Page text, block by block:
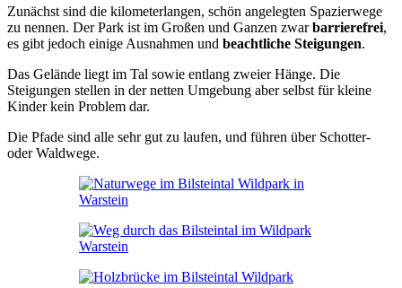
Zunächst sind die kilometerlangen, schön angelegten Spazierwege
zu nennen. Der Park ist im Großen und Ganzen zwarbarrierefrei,
es gibt jedoch einige Ausnahmen und beachtliche Steigungen.
Das Gelände liegt im Tal sowie entlang zweier Hänge. Die
Steigungen stellen in der netten Umgebung aber selbst für kleine
Kinder kein Problem dar.
Die Pfade sind alle sehr gut zu laufen, und führen über Schotter-
oder Waldwege.